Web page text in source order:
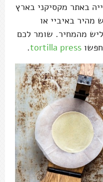
באתר מקסיקני בארץ
מהיר באיביי או
מהמחיר. שומר לכם
tortilla press
.